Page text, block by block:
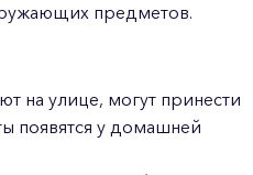
предметов.
на улице, могут принести
появятся у домашней